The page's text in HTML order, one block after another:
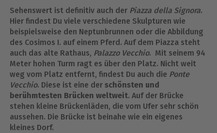
Sehenswert ist definitiv auch der Piazza della Signora.
Hier findest Du viele verschiedene Skulpturen wie
beispielsweise den Neptunbrunnen oder die Abbildung
des Cosimos I. auf einem Pferd. Auf dem Piazza steht
auch das alte Rathaus, Palazzo Vecchio. Mit seinem 94
Meter hohen Turm ragt es über den Platz. Nicht weit
weg vom Platz entfernt, findest Du auch die Ponte
Vecchio. Diese ist eine der schönsten und
berühmtesten Brücken weltweit. Auf der Brücke
stehen kleine Brückenläden, die vom Ufer sehr schön
aussehen. Die Brücke ist beinahe wie ein eigenes
kleines Dorf.